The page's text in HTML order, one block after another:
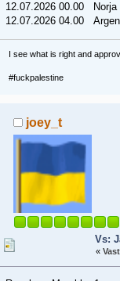
12.07.2026 00.00 Norja
12.07.2026 04.00
I see what is right and
#fuckpalestine
joey_t
Vs:
«